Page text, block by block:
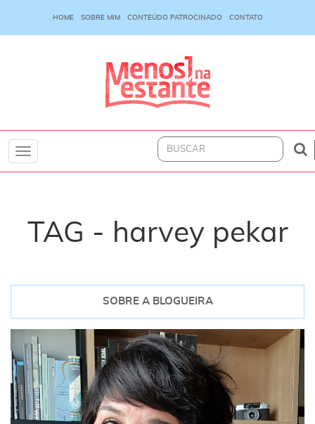
HOME SOBRE MIM CONTEÚDO PATROCINADO CONTATO
Toggle
TAG - harvey pekar
SOBRE A BLOGUEIRA